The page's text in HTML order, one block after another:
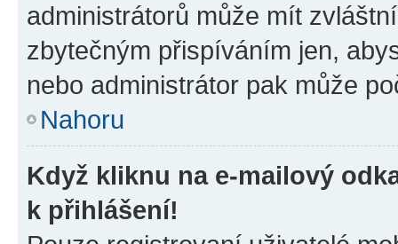
administrátorů může mít
zbytečným přispíváním jen,
nebo administrátor pak může
Nahoru
Když kliknu na e-mailový
k přihlášení!